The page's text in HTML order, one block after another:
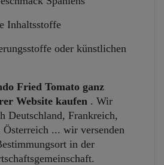
Inhaltsstoffe
oder künstlichen
Fried Tomato ganz
Website kaufen . Wir
Deutschland, Frankreich,
... wir versenden
in der